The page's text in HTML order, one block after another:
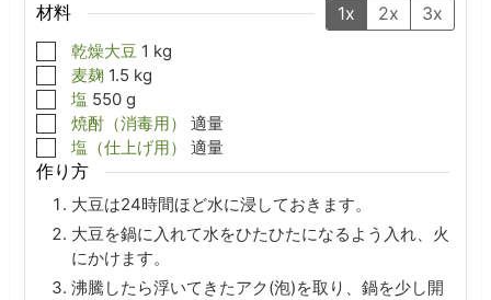
材料 1x 2x 3x
▢
乾燥大豆 1 kg
▢
麦麹 1.5 kg
▢
塩 550 g
▢
焼酎（消毒用）
適量
▢
塩（仕上げ用） 適量
作り方
大豆は24時間ほど水に浸しておきます。
大豆を鍋に入れて水をひたひたになるよう入れ、火
にかけます。
沸騰したら浮いてきたアク(泡)を取り、鍋を少し開